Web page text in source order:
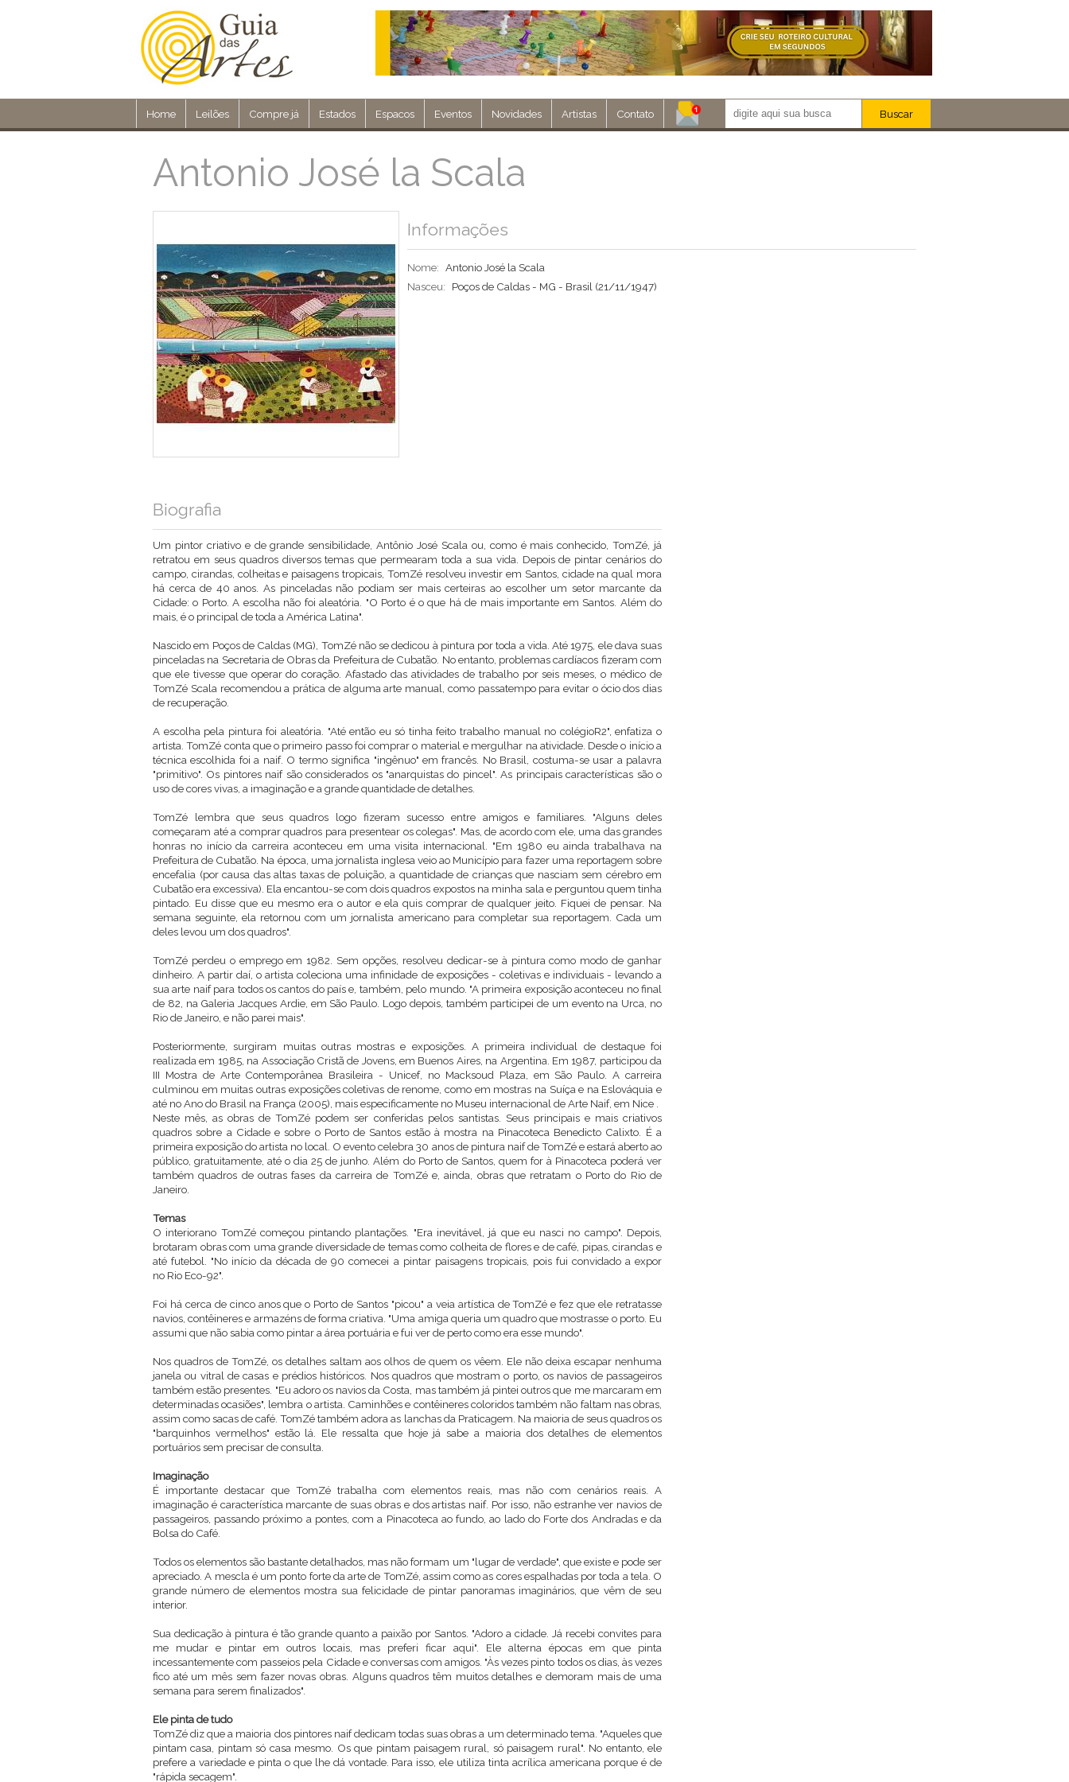
Home Leilões Compre já Estados Espacos Eventos Novidades Artistas Contato Buscar
Antonio José la Scala
Informações
Nome: Antonio José la Scala
Nasceu:
Poços de Caldas - MG - Brasil (21/11/1947)
Biografia
Um pintor criativo e de grande sensibilidade, Antônio José Scala ou, como é mais conhecido, TomZé, já
retratou em seus quadros diversos temas que permearam toda a sua vida. Depois de pintar cenários do
campo, cirandas, colheitas e paisagens tropicais, TomZé resolveu investir em Santos, cidade na qual mora
há cerca de 40 anos. As pinceladas não podiam ser mais certeiras ao escolher um setor marcante da
Cidade: o Porto. A escolha não foi aleatória. "O Porto é o que há de mais importante em Santos. Além do
mais, é o principal de toda a América Latina".
Nascido em Poços de Caldas (MG), TomZé não se dedicou à pintura por toda a vida. Até 1975, ele dava suas
pinceladas na Secretaria de Obras da Prefeitura de Cubatão. No entanto, problemas cardíacos fizeram com
que ele tivesse que operar do coração. Afastado das atividades de trabalho por seis meses, o médico de
TomZé Scala recomendou a prática de alguma arte manual, como passatempo para evitar o ócio dos dias
de recuperação.
A escolha pela pintura foi aleatória. "Até então eu só tinha feito trabalho manual no colégioR2", enfatiza o
artista. TomZé conta que o primeiro passo foi comprar o material e mergulhar na atividade. Desde o início a
técnica escolhida foi a naif. O termo significa "ingênuo" em francês. No Brasil, costuma-se usar a palavra
"primitivo". Os pintores naif são considerados os "anarquistas do pincel". As principais características são o
uso de cores vivas, a imaginação e a grande quantidade de detalhes.
TomZé lembra que seus quadros logo fizeram sucesso entre amigos e familiares. "Alguns deles
começaram até a comprar quadros para presentear os colegas". Mas, de acordo com ele, uma das grandes
honras no início da carreira aconteceu em uma visita internacional. "Em 1980 eu ainda trabalhava na
Prefeitura de Cubatão. Na época, uma jornalista inglesa veio ao Município para fazer uma reportagem sobre
encefalia (por causa das altas taxas de poluição, a quantidade de crianças que nasciam sem cérebro em
Cubatão era excessiva). Ela encantou-se com dois quadros expostos na minha sala e perguntou quem tinha
pintado. Eu disse que eu mesmo era o autor e ela quis comprar de qualquer jeito. Fiquei de pensar. Na
semana seguinte, ela retornou com um jornalista americano para completar sua reportagem. Cada um
deles levou um dos quadros".
TomZé perdeu o emprego em 1982. Sem opções, resolveu dedicar-se à pintura como modo de ganhar
dinheiro. A partir daí, o artista coleciona uma infinidade de exposições - coletivas e individuais - levando a
sua arte naif para todos os cantos do país e, também, pelo mundo. "A primeira exposição aconteceu no final
de 82, na Galeria Jacques Ardie, em São Paulo. Logo depois, também participei de um evento na Urca, no
Rio de Janeiro, e não parei mais".
Posteriormente, surgiram muitas outras mostras e exposições. A primeira individual de destaque foi
realizada em 1985, na Associação Cristã de Jovens, em Buenos Aires, na Argentina. Em 1987, participou da
III Mostra de Arte Contemporânea Brasileira - Unicef, no Macksoud Plaza, em São Paulo. A carreira
culminou em muitas outras exposições coletivas de renome, como em mostras na Suíça e na Eslováquia e
até no Ano do Brasil na França (2005), mais especificamente no Museu internacional de Arte Naif, em Nice .
Neste mês, as obras de TomZé podem ser conferidas pelos santistas. Seus principais e mais criativos
quadros sobre a Cidade e sobre o Porto de Santos estão à mostra na Pinacoteca Benedicto Calixto. É a
primeira exposição do artista no local. O evento celebra 30 anos de pintura naif de TomZé e estará aberto ao
público, gratuitamente, até o dia 25 de junho. Além do Porto de Santos, quem for à Pinacoteca poderá ver
também quadros de outras fases da carreira de TomZé e, ainda, obras que retratam o Porto do Rio de
Janeiro.
Temas
O interiorano TomZé começou pintando plantações. "Era inevitável, já que eu nasci no campo". Depois,
brotaram obras com uma grande diversidade de temas como colheita de flores e de café, pipas, cirandas e
até futebol. "No início da década de 90 comecei a pintar paisagens tropicais, pois fui convidado a expor
no Rio Eco-92".
Foi há cerca de cinco anos que o Porto de Santos "picou" a veia artística de TomZé e fez que ele retratasse
navios, contêineres e armazéns de forma criativa. "Uma amiga queria um quadro que mostrasse o porto. Eu
assumi que não sabia como pintar a área portuária e fui ver de perto como era esse mundo".
Nos quadros de TomZé, os detalhes saltam aos olhos de quem os vêem. Ele não deixa escapar nenhuma
janela ou vitral de casas e prédios históricos. Nos quadros que mostram o porto, os navios de passageiros
também estão presentes. "Eu adoro os navios da Costa, mas também já pintei outros que me marcaram em
determinadas ocasiões", lembra o artista. Caminhões e contêineres coloridos também não faltam nas obras,
assim como sacas de café. TomZé também adora as lanchas da Praticagem. Na maioria de seus quadros os
"barquinhos vermelhos" estão lá. Ele ressalta que hoje já sabe a maioria dos detalhes de elementos
portuários sem precisar de consulta.
Imaginação
É importante destacar que TomZé trabalha com elementos reais, mas não com cenários reais. A
imaginação é característica marcante de suas obras e dos artistas naif. Por isso, não estranhe ver navios de
passageiros, passando próximo a pontes, com a Pinacoteca ao fundo, ao lado do Forte dos Andradas e da
Bolsa do Café.
Todos os elementos são bastante detalhados, mas não formam um "lugar de verdade", que existe e pode ser
apreciado. A mescla é um ponto forte da arte de TomZé, assim como as cores espalhadas por toda a tela. O
grande número de elementos mostra sua felicidade de pintar panoramas imaginários, que vêm de seu
interior.
Sua dedicação à pintura é tão grande quanto a paixão por Santos. "Adoro a cidade. Já recebi convites para
me mudar e pintar em outros locais, mas preferi ficar aqui". Ele alterna épocas em que pinta
incessantemente com passeios pela Cidade e conversas com amigos. "Às vezes pinto todos os dias, às vezes
fico até um mês sem fazer novas obras. Alguns quadros têm muitos detalhes e demoram mais de uma
semana para serem finalizados".
Ele pinta de tudo
TomZé diz que a maioria dos pintores naif dedicam todas suas obras a um determinado tema. "Aqueles que
pintam casa, pintam só casa mesmo. Os que pintam paisagem rural, só paisagem rural". No entanto, ele
prefere a variedade e pinta o que lhe dá vontade. Para isso, ele utiliza tinta acrílica americana porque é de
"rápida secagem".